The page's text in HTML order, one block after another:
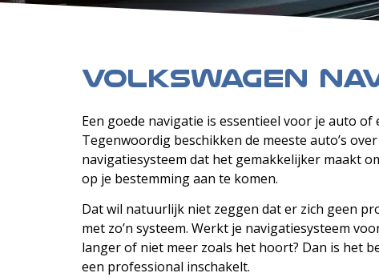
Volkswagen
Een goede navigatie is essentieel voor je auto of
Tegenwoordig beschikken de meeste auto’s
navigatiesysteem dat het gemakkelijker maakt
op je bestemming aan te komen.
Dat wil natuurlijk niet zeggen dat er zich geen
met zo’n systeem. Werkt je navigatiesysteem
langer of niet meer zoals het hoort? Dan is het
een professional inschakelt.